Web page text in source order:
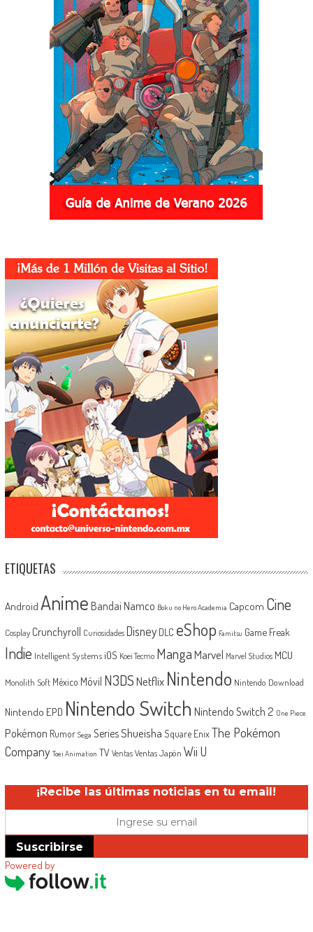
ETIQUETAS
Android Anime Bandai Namco Boku no Hero Academia Capcom Cine
Cosplay Crunchyroll Curiosidades Disney DLC eShop Famitsu Game Freak
Indie Intelligent Systems iOS Koei Tecmo MangaMarvel Marvel Studios MCU
Monolith Soft México Móvil N3DSNetflix Nintendo Nintendo Download
Nintendo EPD Nintendo Switch Nintendo Switch 2 One Piece
Pokémon Rumor Sega SeriesShueisha Square EnixThe Pokémon
Company Toei Animation TV Ventas Ventas Japón Wii U
¡Recibe las últimas noticias en tu email!
Suscribirse
Powered by